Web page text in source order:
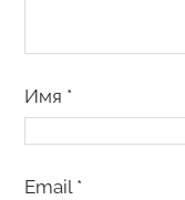
Имя *
Email *